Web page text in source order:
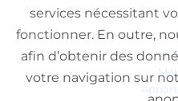
services nécessitant
fonctionner. En outre,
afin d’obtenir des
votre navigation sur